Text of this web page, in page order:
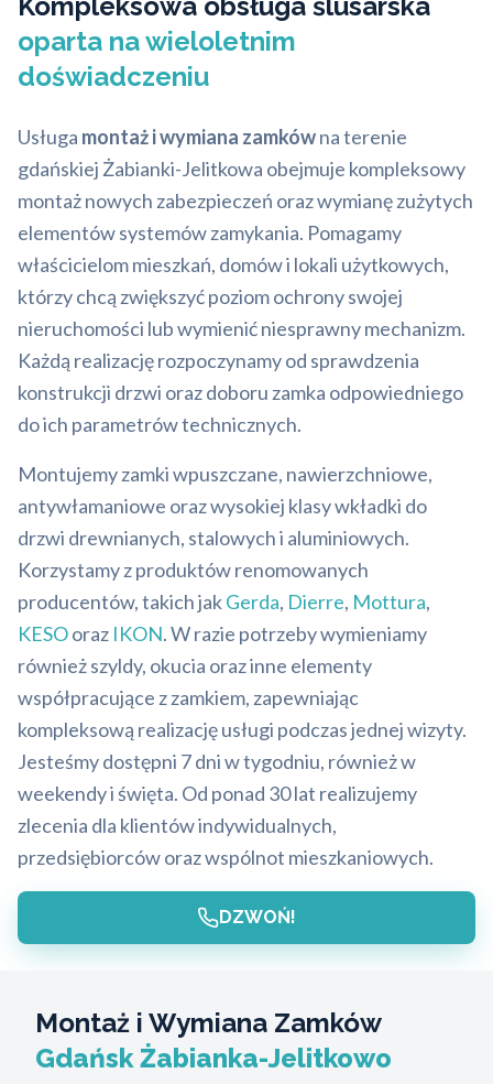
oparta na wieloletnim
doświadczeniu
Usługa montaż i wymiana zamkówna terenie
gdańskiej Żabianki-Jelitkowa obejmuje kompleksowy
montaż nowych zabezpieczeń oraz wymianę zużytych
elementów systemów zamykania. Pomagamy
właścicielom mieszkań, domów i lokali użytkowych,
którzy chcą zwiększyć poziom ochrony swojej
nieruchomości lub wymienić niesprawny mechanizm.
Każdą realizację rozpoczynamy od sprawdzenia
konstrukcji drzwi oraz doboru zamka odpowiedniego
do ich parametrów technicznych.
Montujemy zamki wpuszczane, nawierzchniowe,
antywłamaniowe oraz wysokiej klasy wkładki do
drzwi drewnianych, stalowych i aluminiowych.
Korzystamy z produktów renomowanych
producentów, takich jakGerda, Dierre, Mottura,
KESOoraz IKON. W razie potrzeby wymieniamy
również szyldy, okucia oraz inne elementy
współpracujące z zamkiem, zapewniając
kompleksową realizację usługi podczas jednej wizyty.
Jesteśmy dostępni 7 dni w tygodniu, również w
weekendy i święta. Od ponad 30 lat realizujemy
zlecenia dla klientów indywidualnych,
przedsiębiorców oraz wspólnot mieszkaniowych.
DZWOŃ!
Montaż i Wymiana Zamków
Gdańsk Żabianka-Jelitkowo